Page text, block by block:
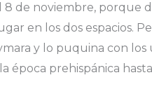
de noviembre, porque
en los dos espacios.
y lo puquina con los
época prehispánica